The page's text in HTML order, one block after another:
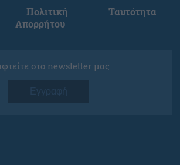
Πολιτική
Απορρήτου
Ταυτότητα
στο newsletter μας
Εγγραφή